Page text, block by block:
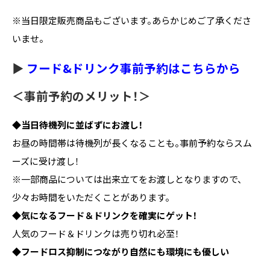
※当日限定販売商品もございます。あらかじめご了承くださ
いませ。
▶︎ フード&ドリンク事前予約はこちらから
＜事前予約のメリット！＞
◆当日待機列に並ばずにお渡し！
お昼の時間帯は待機列が長くなることも。事前予約ならスム
ーズに受け渡し！
※一部商品については出来立てをお渡しとなりますので、
少々お時間をいただくことがあります。
◆気になるフード＆ドリンクを確実にゲット！
人気のフード＆ドリンクは売り切れ必至！
◆フードロス抑制につながり自然にも環境にも優しい